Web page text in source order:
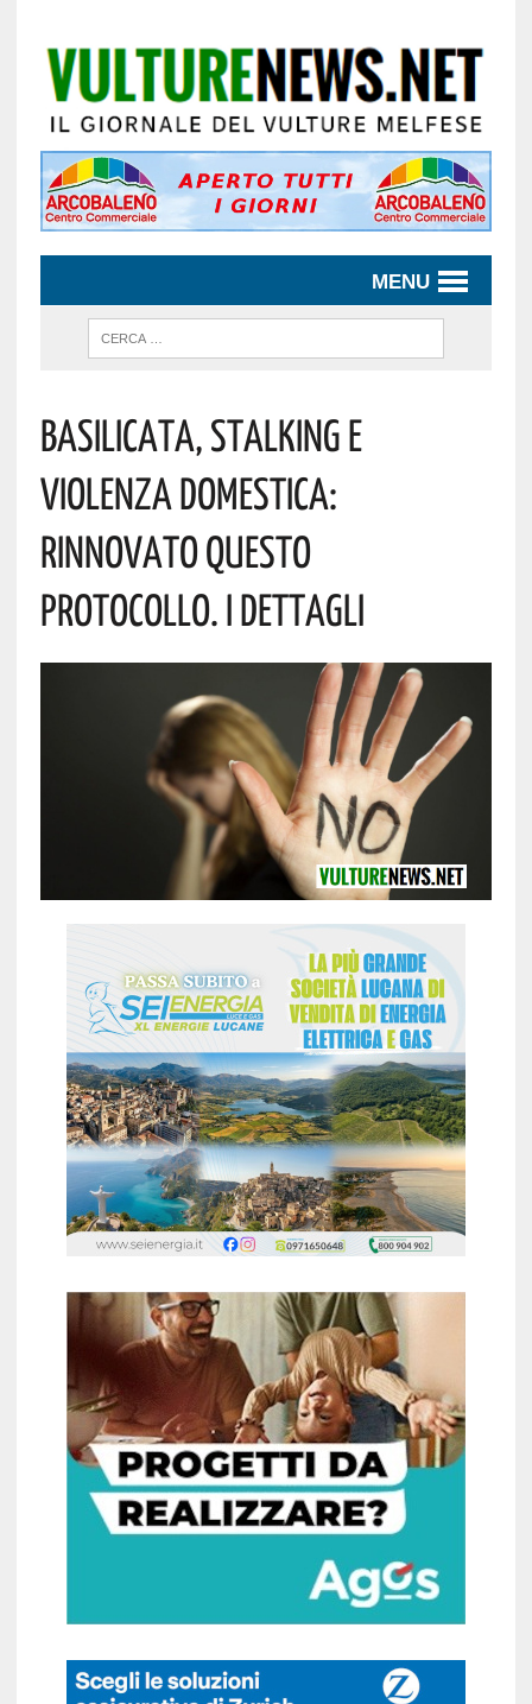
MENU
Basilicata, Stalking E
Violenza Domestica:
Rinnovato Questo
Protocollo. I Dettagli